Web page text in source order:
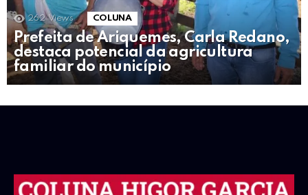
262 Views COLUNA
Prefeita de Ariquemes, Carla Redano,
destaca potencial da agricultura
familiar do município